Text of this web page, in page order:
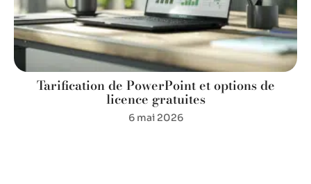
Tarification de PowerPoint et options de
licence gratuites
6 mai 2026